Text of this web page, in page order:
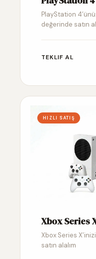
PlayStation
değerinde satın
TEKLIF AL
HIZLI SATIŞ
Xbox Series
Xbox Series
satın alalım